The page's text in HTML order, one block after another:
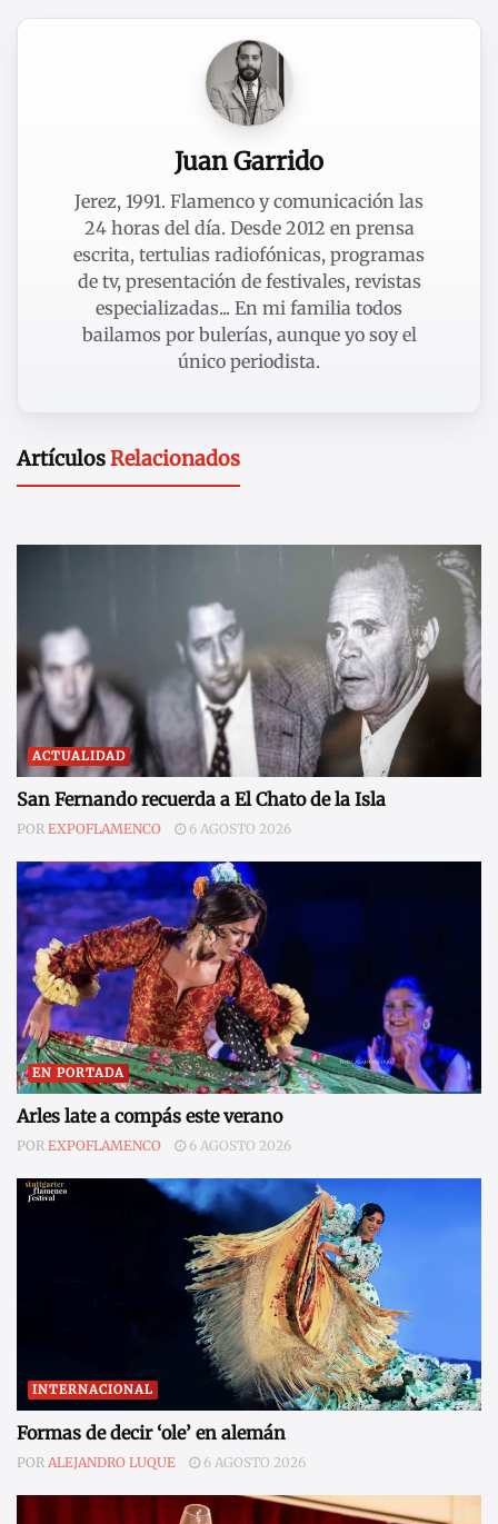
Juan Garrido
Jerez, 1991. Flamenco y comunicación las
24 horas del día. Desde 2012 en prensa
escrita, tertulias radiofónicas, programas
de tv, presentación de festivales, revistas
especializadas... En mi familia todos
bailamos por bulerías, aunque yo soy el
único periodista.
ArtículosRelacionados
ACTUALIDAD
San Fernando recuerda a El Chato de la Isla
POR EXPOFLAMENCO 6 AGOSTO 2026
EN PORTADA
Arles late a compás este verano
POR EXPOFLAMENCO 6 AGOSTO 2026
INTERNACIONAL
Formas de decir ‘ole’ en alemán
POR ALEJANDRO LUQUE 6 AGOSTO 2026